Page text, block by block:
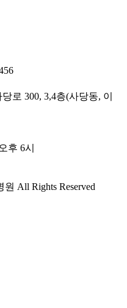
로 300, 3,4층(사당동, 이
후 6시
All Rights Reserved